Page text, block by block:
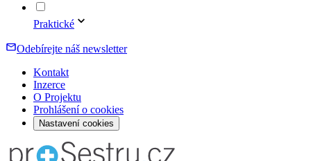
Praktické
Odebírejte náš newsletter
Kontakt
Inzerce
O Projektu
Prohlášení o cookies
Nastavení cookies